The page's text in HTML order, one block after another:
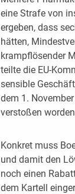
eine Strafe von
ergeben, dass
hätten,
krampflösender
teilte die EU-
sensible
dem 1.
verstoßen
Konkret muss
und damit den
noch einen
dem Kartell